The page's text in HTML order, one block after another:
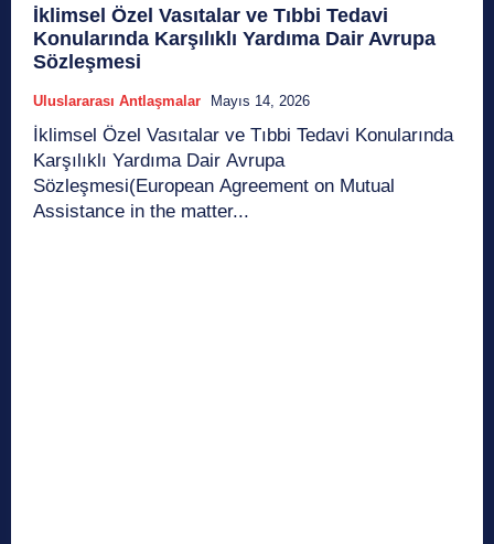
İklimsel Özel Vasıtalar ve Tıbbi Tedavi
Konularında Karşılıklı Yardıma Dair Avrupa
Sözleşmesi
Uluslararası Antlaşmalar Mayıs 14, 2026
İklimsel Özel Vasıtalar ve Tıbbi Tedavi Konularında
Karşılıklı Yardıma Dair Avrupa
Sözleşmesi(European Agreement on Mutual
Assistance in the matter...